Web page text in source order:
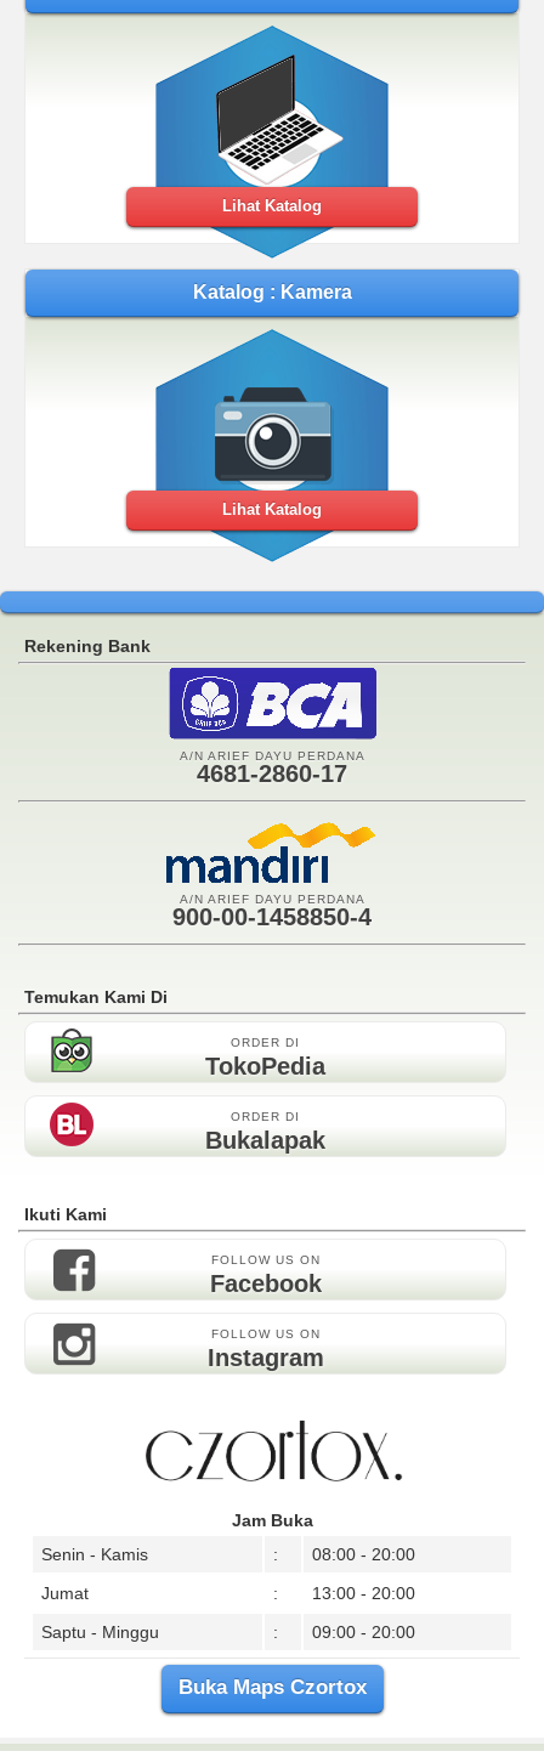
Lihat Katalog
Katalog : Kamera
Lihat Katalog
Rekening Bank
A/N ARIEF DAYU PERDANA
4681-2860-17
A/N ARIEF DAYU PERDANA
900-00-1458850-4
Temukan Kami Di
ORDER DI
TokoPedia
ORDER DI
Bukalapak
Ikuti Kami
FOLLOW US ON
Facebook
FOLLOW US ON
Instagram
Jam Buka
Senin - Kamis
:
08:00 - 20:00
Jumat
:
13:00 - 20:00
Saptu - Minggu
: 09:00 - 20:00
Buka Maps Czortox